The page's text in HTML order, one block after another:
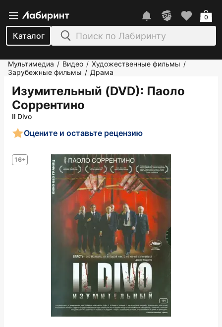
Каталог
0
Мультимедиа / Видео / Художественные фильмы /
Зарубежные фильмы / Драма
Изумительный (DVD): Паоло
Соррентино
Il Divo
16+
Оцените и оставьте рецензию